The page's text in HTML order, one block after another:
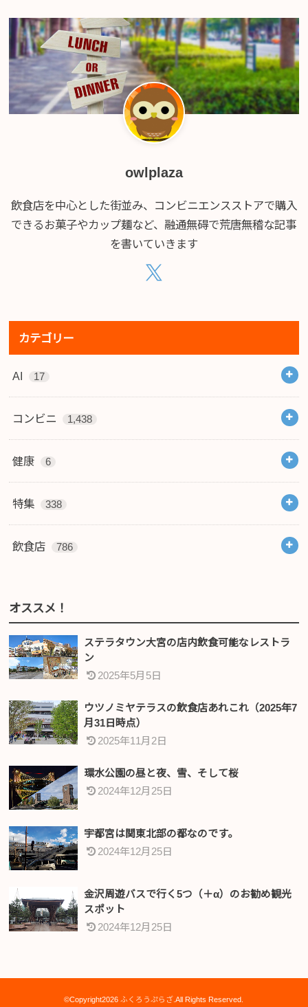
owlplaza
飲食店を中心とした街並み、コンビニエンスストアで購入
できるお菓子やカップ麺など、融通無碍で荒唐無稽な記事
を書いていきます
カテゴリー
AI 17
コンビニ 1,438
健康 6
特集 338
飲食店 786
オススメ！
ステラタウン大宮の店内飲食可能なレストラ
ン
2025年5月5日
ウツノミヤテラスの飲食店あれこれ（2025年7
月31日時点）
2025年11月2日
環水公園の昼と夜、雪、そして桜
2024年12月25日
宇都宮は関東北部の都なのです。
2024年12月25日
金沢周遊バスで行く5つ（＋α）のお勧め観光
スポット
2024年12月25日
©Copyright2026ふくろうぷらざ .All Rights Reserved.